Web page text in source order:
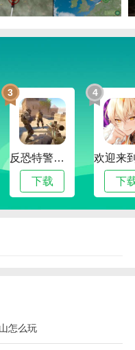
3
反恐特警行动
下载
4
下
怎么玩